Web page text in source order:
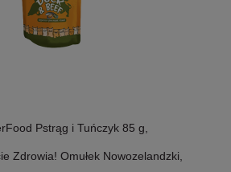
Pstrąg i Tuńczyk 85 g,
Zdrowia! Omułek Nowozelandzki,